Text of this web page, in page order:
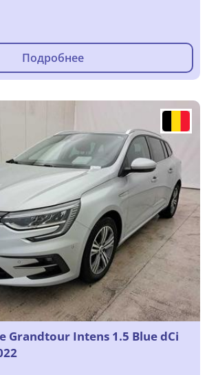
Подробнее
Grandtour Intens 1.5 Blue dCi